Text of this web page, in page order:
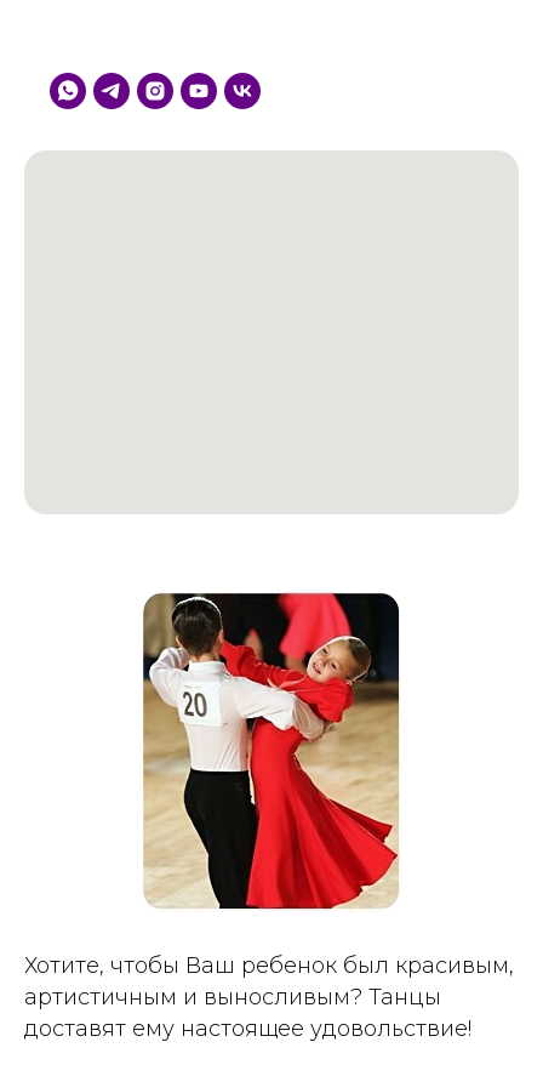
Хотите, чтобы Ваш ребенок был красивым,
артистичным и выносливым? Танцы
доставят ему настоящее удовольствие!